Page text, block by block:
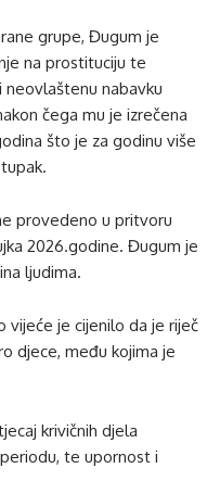
grupe, Đugum je
na prostituciju te
neovlaštenu nabavku
čega mu je izrečena
što je za godinu više
provedeno u pritvoru
2026.godine. Đugum je
ljudima.
vijeće je cijenilo da je riječ
djece, među kojima je
krivičnih djela
te upornost i